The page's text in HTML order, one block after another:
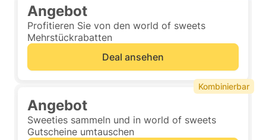
Angebot
Profitieren Sie von den world of sweets
Mehrstückrabatten
Deal ansehen
Angebot
Sweeties sammeln und in world of sweets
Gutscheine umtauschen
Kombinierbar